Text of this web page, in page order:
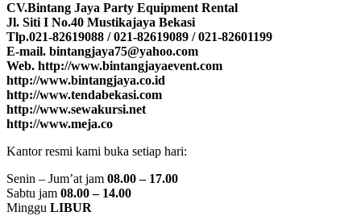
CV.Bintang Jaya Party Equipment Rental
Jl. Siti I No.40 Mustikajaya Bekasi
Tlp.021-82619088 / 021-82619089 / 021-82601199
E-mail. bintangjaya75@yahoo.com
Web. http://www.bintangjayaevent.com
http://www.bintangjaya.co.id
http://www.tendabekasi.com
http://www.sewakursi.net
http://www.meja.co
Kantor resmi kami buka setiap hari:
Senin – Jum’at jam 08.00 – 17.00
Sabtu jam 08.00 – 14.00
Minggu LIBUR